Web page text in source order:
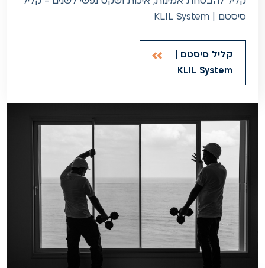
סיסטם | KLIL System
קליל סיסטם |
KLIL System